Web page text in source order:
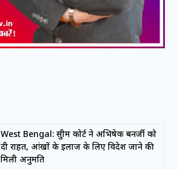
West Bengal: सुप्रीम कोर्ट ने अभिषेक बनर्जी को
दी राहत, आंखों के इलाज के लिए विदेश जाने की
मिली अनुमति